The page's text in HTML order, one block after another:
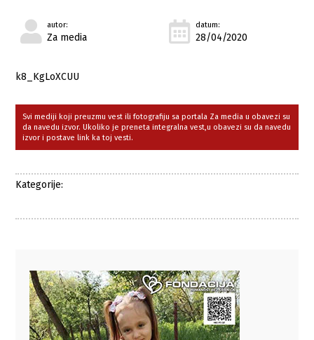
autor:
Za media
datum:
28/04/2020
k8_KgLoXCUU
Svi mediji koji preuzmu vest ili fotografiju sa portala Za media u obavezi su
da navedu izvor. Ukoliko je preneta integralna vest,u obavezi su da navedu
izvor i postave link ka toj vesti.
Kategorije: